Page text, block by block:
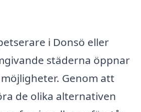
i Donsö eller
städerna öppnar
Genom att
de olika alternativen